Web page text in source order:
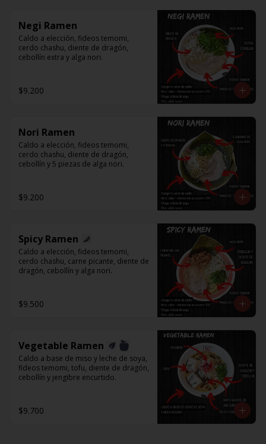
Negi Ramen
Caldo a elección, fideos temomi,
cerdo chashu, diente de dragón,
cebollín extra y alga nori.
$9.200
Nori Ramen
Caldo a elección, fideos temomi,
cerdo chashu, diente de dragón,
cebollín y 5 piezas de alga nori.
$9.200
Spicy Ramen
Caldo a elección, fideos temomi,
cerdo chashu, carne picante, diente de
dragón, cebollín y alga nori.
$9.500
Vegetable Ramen
Caldo a base de miso y leche de soya,
fideos temomi, tofu, diente de dragón,
cebollín y jengibre encurtido.
$9.700